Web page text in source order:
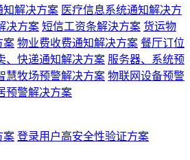
知解决方案 医疗信息系统通知解决方
决方案 短信工资条解決方案 货运物
案 物业费收费通知解决方案 餐厅订位
、快递通知解决方案 服务器、系统预
慧牧场预警解决方案 物联网设备预警
预警解决方案
案 登录用户高安全性验证方案